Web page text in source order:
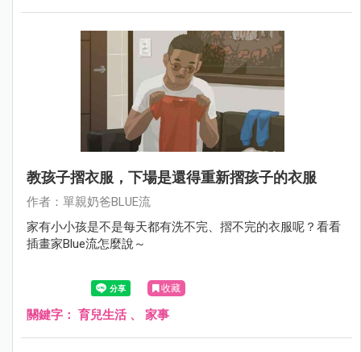
教孩子摺衣服，下場是還得重新摺孩子的衣服
作者：單親奶爸BLUE流
家有小小孩是不是每天都有洗不完、摺不完的衣服呢？看看
插畫家Blue流怎麼說～
收藏
關鍵字： 育兒生活、 家事